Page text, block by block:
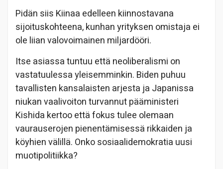
Pidän siis Kiinaa edelleen kiinnostavana
sijoituskohteena, kunhan yrityksen omistaja ei
ole liian valovoimainen miljardööri.
Itse asiassa tuntuu että neoliberalismi on
vastatuulessa yleisemminkin. Biden puhuu
tavallisten kansalaisten arjesta ja Japanissa
niukan vaalivoiton turvannut pääministeri
Kishida kertoo että fokus tulee olemaan
vaurauserojen pienentämisessä rikkaiden ja
köyhien välillä. Onko sosiaalidemokratia uusi
muotipolitiikka?